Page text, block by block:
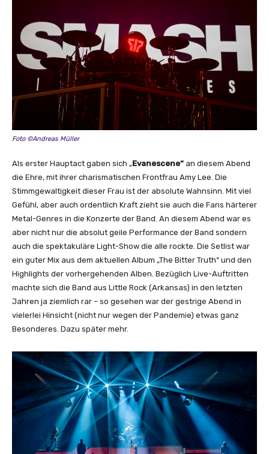
Foto ©Andreas Müller
Als erster Hauptact gaben sich „Evanescene“ an diesem Abend
die Ehre, mit ihrer charismatischen Frontfrau Amy Lee. Die
Stimmgewaltigkeit dieser Frau ist der absolute Wahnsinn. Mit viel
Gefühl, aber auch ordentlich Kraft zieht sie auch die Fans härterer
Metal-Genres in die Konzerte der Band. An diesem Abend war es
aber nicht nur die absolut geile Performance der Band sondern
auch die spektakuläre Light-Show die alle rockte. Die Setlist war
ein guter Mix aus dem aktuellen Album „The Bitter Truth“ und den
Highlights der vorhergehenden Alben. Bezüglich Live-Auftritten
machte sich die Band aus Little Rock (Arkansas) in den letzten
Jahren ja ziemlich rar – so gesehen war der gestrige Abend in
vielerlei Hinsicht (nicht nur wegen der Pandemie) etwas ganz
Besonderes. Dazu später mehr.